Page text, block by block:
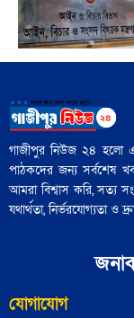
গাজীপুর নিউজ ২৪ হলো
পাঠকদের জন্য সর্বশেষ
আমরা বিশ্বাস করি, সত্য
যথার্থতা, নির্ভরযোগ্যতা ও
যোগাযোগ